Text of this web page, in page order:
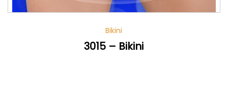
Bikini
3015 – Bikini